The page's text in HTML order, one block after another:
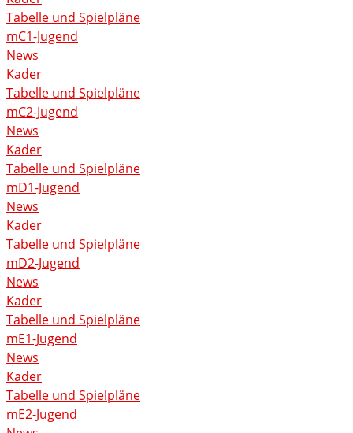
Tabelle und Spielpläne
mC1-Jugend
News
Kader
Tabelle und Spielpläne
mC2-Jugend
News
Kader
Tabelle und Spielpläne
mD1-Jugend
News
Kader
Tabelle und Spielpläne
mD2-Jugend
News
Kader
Tabelle und Spielpläne
mE1-Jugend
News
Kader
Tabelle und Spielpläne
mE2-Jugend